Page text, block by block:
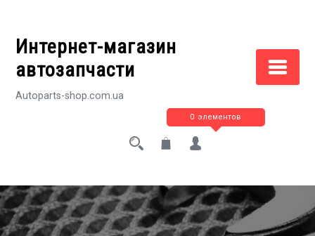
содержимому
Интернет-магазин
автозапчасти
Autoparts-shop.com.ua
0 элементов